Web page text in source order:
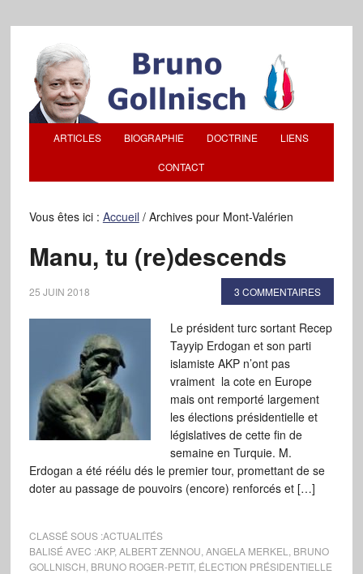
ARTICLES BIOGRAPHIE DOCTRINE LIENS
CONTACT
Vous êtes ici : Accueil /Archives pour Mont-Valérien
Manu, tu (re)descends
25 JUIN 2018 3 COMMENTAIRES
Le président turc sortant Recep
Tayyip Erdogan et son parti
islamiste AKP n’ont pas
vraiment la cote en Europe
mais ont remporté largement
les élections présidentielle et
législatives de cette fin de
semaine en Turquie. M.
Erdogan a été réélu dés le premier tour, promettant de se
doter au passage de pouvoirs (encore) renforcés et […]
CLASSÉ SOUS :ACTUALITÉS
BALISÉ AVEC :AKP, ALBERT ZENNOU ANGELA MERKEL
BRUNO
GOLLNISCH BRUNO ROGER-PETIT, ÉLECTION PRÉSIDENTIELLE